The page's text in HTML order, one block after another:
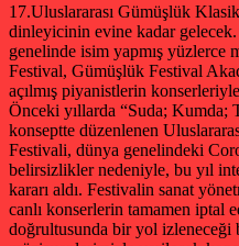
17.Uluslararası Gümüşlük
dinleyicinin evine kadar gelecek.
genelinde isim yapmış yüzlerce
Festival, Gümüşlük Festival
açılmış piyanistlerin
Önceki yıllarda “Suda; Kumda;
konseptte düzenlenen
Festivali, dünya genelindeki
belirsizlikler nedeniyle, bu yıl
kararı aldı. Festivalin sanat
canlı konserlerin tamamen iptal
doğrultusunda bir yol izleneceği